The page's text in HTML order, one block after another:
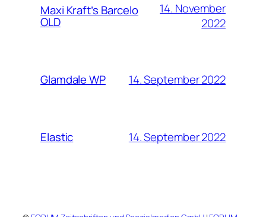
Maxi Kraft’s Barcelo
OLD
14. November
2022
Glamdale WP 14. September 2022
Elastic 14. September 2022